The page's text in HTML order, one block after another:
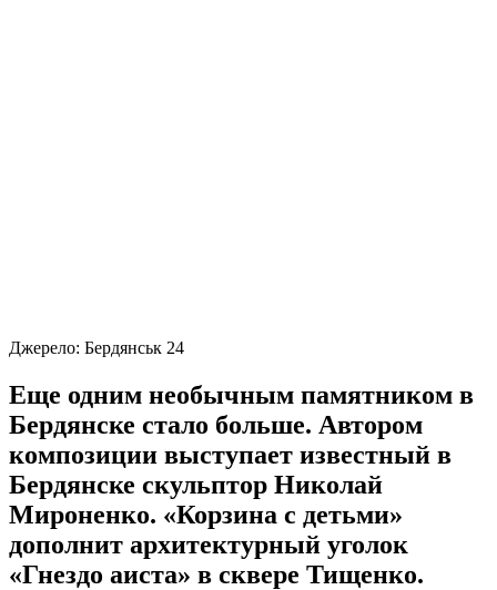
Джерело: Бердянськ 24
Еще одним необычным памятником в
Бердянске стало больше. Автором
композиции выступает известный в
Бердянске скульптор Николай
Мироненко. «Корзина с детьми»
дополнит архитектурный уголок
«Гнездо аиста» в сквере Тищенко.